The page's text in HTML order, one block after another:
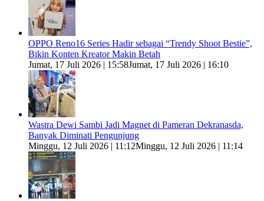
OPPO Reno16 Series Hadir sebagai “Trendy Shoot Bestie”,
Bikin Konten Kreator Makin Betah
Jumat, 17 Juli 2026 | 15:58Jumat, 17 Juli 2026 | 16:10
Wastra Dewi Sambi Jadi Magnet di Pameran Dekranasda,
Banyak Diminati Pengunjung
Minggu, 12 Juli 2026 | 11:12Minggu, 12 Juli 2026 | 11:14